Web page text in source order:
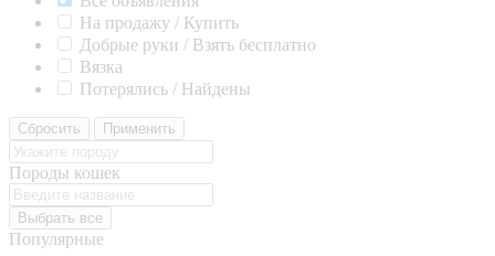
На продажу / Купить
Добрые руки / Взять бесплатно
Вязка
Потерялись / Найдены
Сбросить Применить
Породы кошек
Выбрать все
Популярные